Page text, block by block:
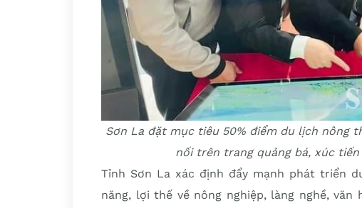
Sơn La đặt mục tiêu 50% điểm du lịch nông
nối trên trang quảng bá, xúc
Tỉnh Sơn La xác định đẩy mạnh phát triển
năng, lợi thế về nông nghiệp, làng nghề,